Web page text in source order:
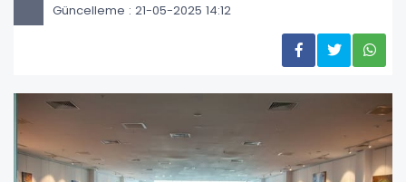
Güncelleme : 21-05-2025 14:12